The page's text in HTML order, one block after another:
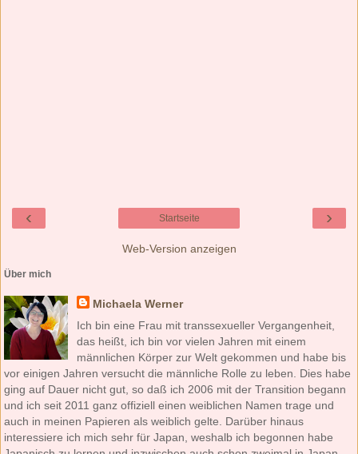
‹ ›
Startseite
Web-Version anzeigen
Über mich
Michaela Werner
Ich bin eine Frau mit transsexueller Vergangenheit,
das heißt, ich bin vor vielen Jahren mit einem
männlichen Körper zur Welt gekommen und habe bis
vor einigen Jahren versucht die männliche Rolle zu leben. Dies habe
ging auf Dauer nicht gut, so daß ich 2006 mit der Transition begann
und ich seit 2011 ganz offiziell einen weiblichen Namen trage und
auch in meinen Papieren als weiblich gelte. Darüber hinaus
interessiere ich mich sehr für Japan, weshalb ich begonnen habe